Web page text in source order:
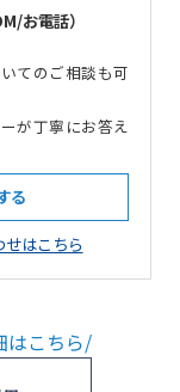
お電話）
てのご相談も可
が丁寧にお答え
る
はこちら
はこちら/